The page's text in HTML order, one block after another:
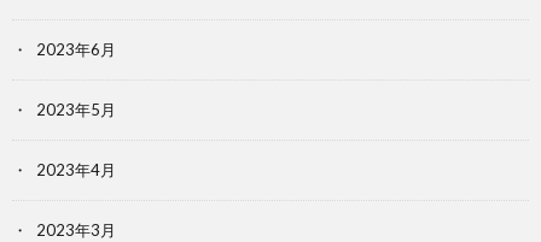
2023年6月
2023年5月
2023年4月
2023年3月